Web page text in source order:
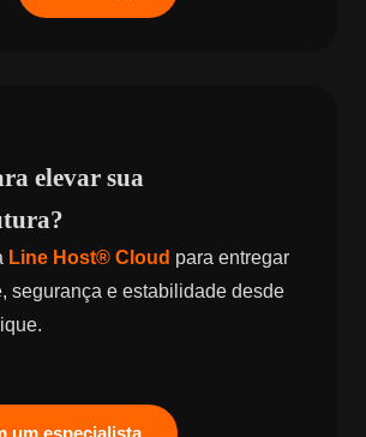
elevar sua
Line Host® Cloud para entregar
segurança e estabilidade desde